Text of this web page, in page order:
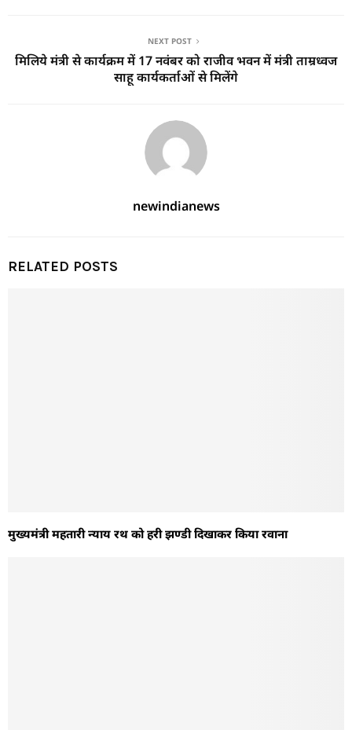
NEXT POST
मिलिये मंत्री से कार्यक्रम में 17 नवंबर को राजीव भवन में मंत्री ताम्रध्वज
साहू कार्यकर्ताओं से मिलेंगे
newindianews
RELATED POSTS
मुख्यमंत्री महतारी न्याय रथ को हरी झण्डी दिखाकर किया रवाना